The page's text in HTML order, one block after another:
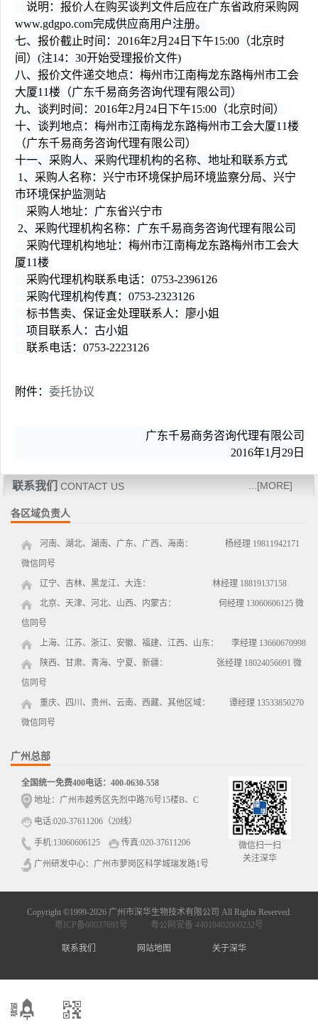
说明：报价人在购买谈判文件后应在广东省政府采购网
www.gdgpo.com完成供应商用户注册。
七、报价截止时间：2016年2月24日下午15:00（北京时
间）(注14：30开始受理报价文件)
八、报价文件递交地点：梅州市江南梅龙东路梅州市工会
大厦11楼（广东千易商务咨询代理有限公司）
九、谈判时间：2016年2月24日下午15:00（北京时间）
十、谈判地点：梅州市江南梅龙东路梅州市工会大厦11楼
（广东千易商务咨询代理有限公司）
十一、采购人、采购代理机构的名称、地址和联系方式
1、采购人名称：兴宁市环境保护局环境监察分局、兴宁
市环境保护监测站
采购人地址：广东省兴宁市
2、采购代理机构名称：广东千易商务咨询代理有限公司
采购代理机构地址：梅州市江南梅龙东路梅州市工会大
厦11楼
采购代理机构联系电话：0753-2396126
采购代理机构传真：0753-2323126
标书售卖、保证金处理联系人：廖小姐
项目联系人：古小姐
联系电话：0753-2223126
附件： 委托协议
广东千易商务咨询代理有限公司
2016年1月29日
联系我们 CONTACT US ...[MORE]
各区域负责人
河南、湖北、湖南、广东、广西、海南： 杨经理 19811942171
微信同号
辽宁、吉林、黑龙江、大连： 林经理 18819137158
北京、天津、河北、山西、内蒙古： 何经理 13060606125 微
信同号
上海、江苏、浙江、安徽、福建、江西、山东： 李经理 13660670998
陕西、甘肃、青海、宁夏、新疆： 张经理 18024056691 微
信同号
重庆、四川、贵州、云南、西藏、其他区域： 谭经理 13533850270
微信同号
广州总部
全国统一免费400电话：400-0630-558
地址：广州市越秀区先烈中路76号15楼B、C
电话:020-37611206（20线）
手机:13060606125 传真:020-37611206
广州研发中心：广州市萝岗区科学城瑞发路1号
微信扫一扫
关注深华
Copyright ©1999-2026 广州市深华生物技术有限公司 All Rights Reserved.
粤ICP备08037691号
粤公网安备 44010402000232号
联系我们 网站地图 关于深华